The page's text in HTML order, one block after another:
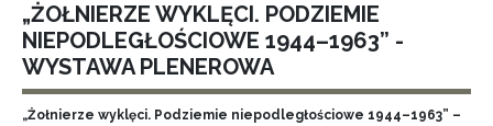
„ŻOŁNIERZE WYKLĘCI. PODZIEMIE
NIEPODLEGŁOŚCIOWE 1944–1963” -
WYSTAWA PLENEROWA
„Żołnierze wyklęci. Podziemie niepodległościowe 1944–1963” –